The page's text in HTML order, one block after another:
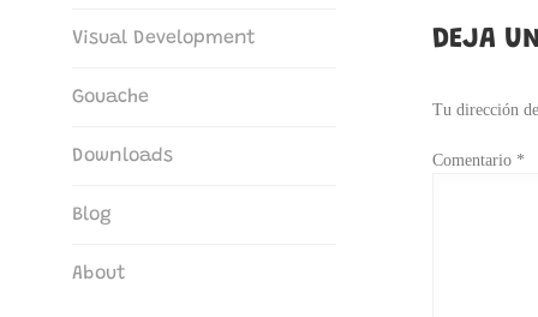
Visual Development
Gouache
Downloads
Blog
About
DEJA
Tu dirección
Comentario *